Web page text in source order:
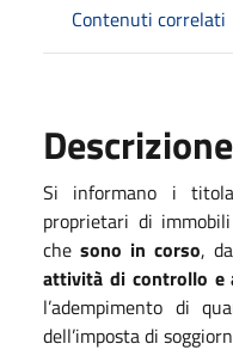
Contenuti correlati
Descrizione
Si informano i
proprietari di
che sono in corso,
attività di controllo e
l’adempimento di
dell’imposta di